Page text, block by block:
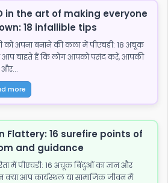
in the art of making everyone
18 infallible tips
को अपना बनाने की कला में पीएचडी: 18 अचूक
आप चाहते हैं कि लोग आपको पसंद करें, आपकी
और...
more
Flattery: 16 surefire points of
and guidance
में पीएचडी: 16 अचूक बिंदुओं का ज्ञान और
क्या आप कार्यस्थल या सामाजिक जीवन में